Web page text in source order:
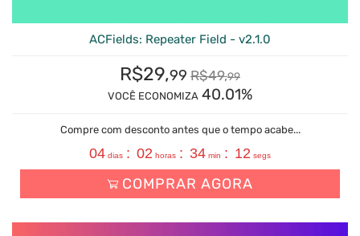
ACFields: Repeater Field - v2.1.0
R$29,99 R$49,99
VOCÊ ECONOMIZA 40.01%
Compre com desconto antes que o tempo acabe...
04 dias : 02 horas : 34 min : 11 segs
COMPRAR AGORA